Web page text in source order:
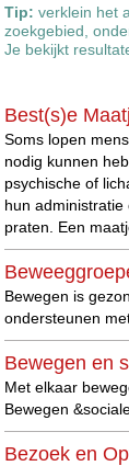
Tip: verklein het
zoekgebied,
Je bekijkt
Best(s)e
Soms lopen
nodig kunnen
psychische of
hun
praten. Een
Bewegen is
ondersteunen
Bewegen en
Met elkaar
Bewegen
Bezoek en